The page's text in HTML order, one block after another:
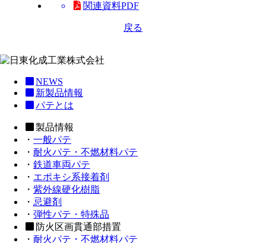
関連資料PDF
戻る
NEWS
新製品情報
パテとは
製品情報
・ 一般パテ
・ 耐火パテ・不燃材料パテ
・ 鉄道車両パテ
・ エポキシ系接着剤
・ 紫外線硬化樹脂
・ 忌避剤
・ 弾性パテ・特殊品
防火区画貫通部措置
・ 耐火パテ・不燃材料パテ